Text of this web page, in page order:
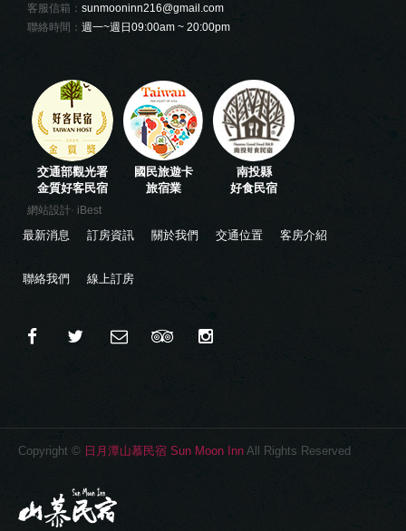
客服信箱： sunmooninn216@gmail.com
聯絡時間： 週一~週日09:00am ~ 20:00pm
交通部觀光署
金質好客民宿
國民旅遊卡
旅宿業
南投縣
好食民宿
網站設計‧ iBest
最新消息 訂房資訊 關於我們 交通位置 客房介紹
聯絡我們 線上訂房
Copyright © 日月潭山慕民宿 Sun Moon Inn All Rights Reserved